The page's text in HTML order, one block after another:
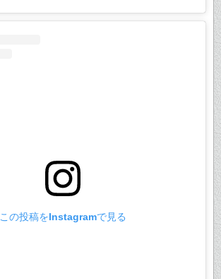
この投稿をInstagramで見る